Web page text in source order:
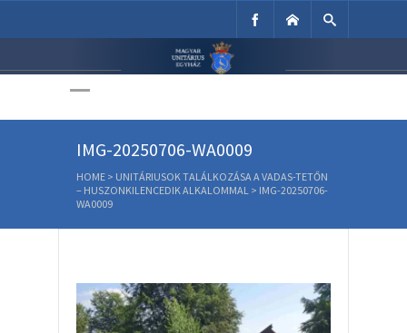
Unitárius Egyház
IMG-20250706-WA0009
HOME > UNITÁRIUSOK TALÁLKOZÁSA A VADAS-TETŐN
– HUSZONKILENCEDIK ALKALOMMAL > IMG-20250706-
WA0009